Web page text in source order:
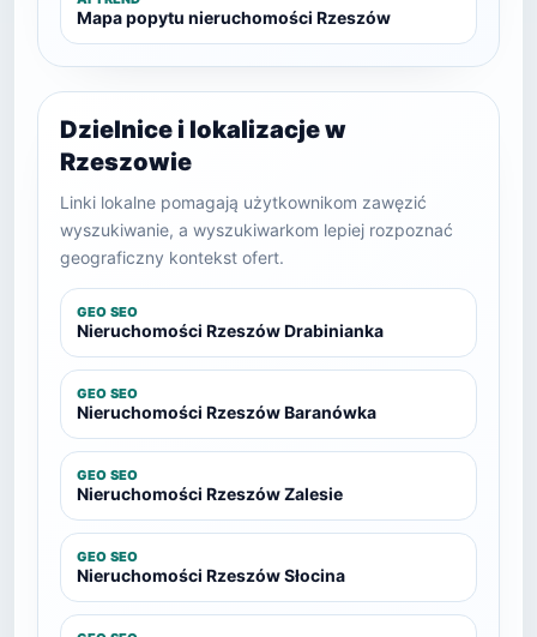
Mapa popytu nieruchomości Rzeszów
Dzielnice i lokalizacje w
Rzeszowie
Linki lokalne pomagają użytkownikom zawęzić
wyszukiwanie, a wyszukiwarkom lepiej rozpoznać
geograficzny kontekst ofert.
GEO SEO
Nieruchomości Rzeszów Drabinianka
GEO SEO
Nieruchomości Rzeszów Baranówka
GEO SEO
Nieruchomości Rzeszów Zalesie
GEO SEO
Nieruchomości Rzeszów Słocina